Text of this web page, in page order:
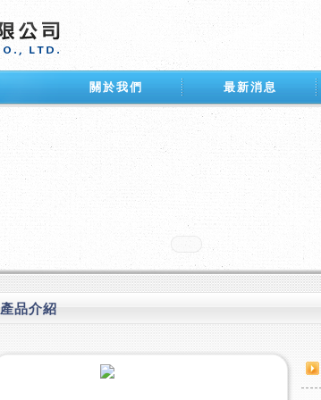
最新消息
關於我們
產品介紹